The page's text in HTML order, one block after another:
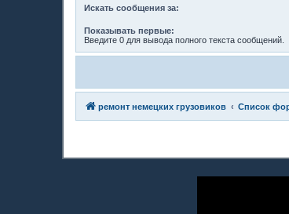
Искать сообщения за:
Показывать первые:
Введите 0 для вывода полного текста сообщений.
ремонт немецких грузовиков Список